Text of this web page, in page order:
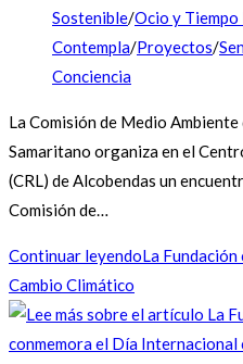
Sostenible/Ocio y Tiempo
Contempla/Proyectos/
Conciencia
La Comisión de Medio
Samaritano organiza en el
(CRL) de Alcobendas un
Comisión de…
Continuar leyendoLa
Cambio Climático